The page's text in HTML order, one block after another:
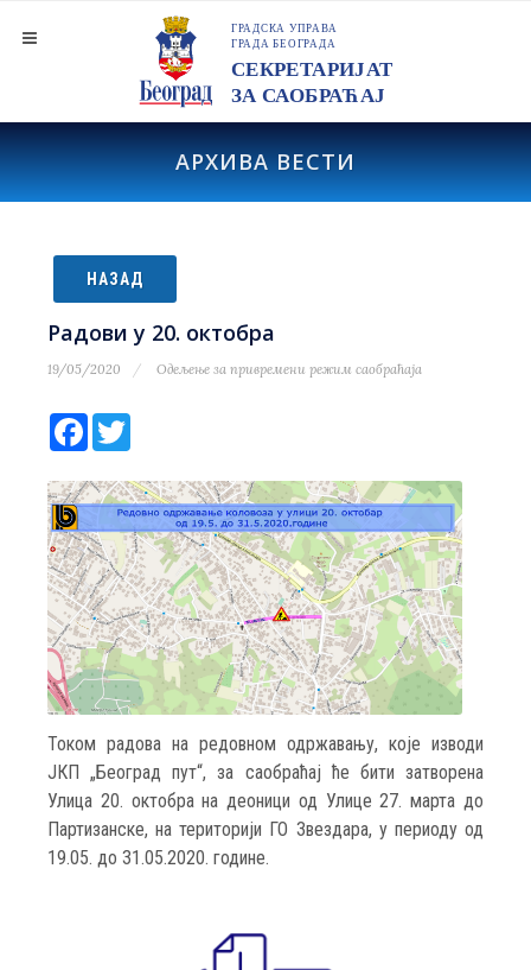
АРХИВА ВЕСТИ
НАЗАД
Радови у 20. октобра
19/05/2020 Одељење за привремени режим саобраћаја
Facebook
Током радова на редовном одржавању, које изводи
ЈКП „Београд пут“, за саобраћај ће бити затворена
Улица 20. октобра на деоници од Улице 27. марта до
Партизанске, на територији ГО Звездара, у периоду од
19.05. до 31.05.2020. године.